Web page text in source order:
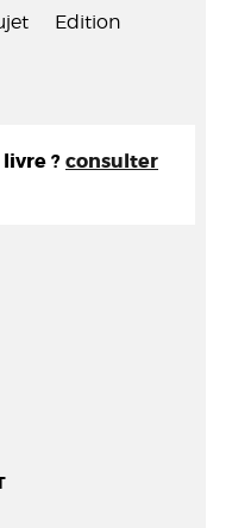
Edition
? consulter